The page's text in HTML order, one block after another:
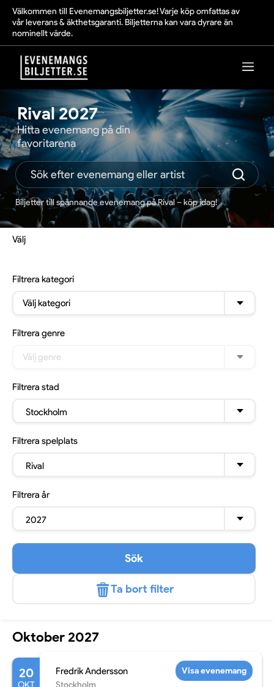
Välkommen till Evenemangsbiljetter.se! Varje köp omfattas av
vår leverans & äkthetsgaranti. Biljetterna kan vara dyrare än
nominellt värde.
Rival 2027
Hitta evenemang på din
favoritarena
Biljetter till spännande evenemang på Rival – köp idag!
Välj
Filtrera kategori
Välj kategori
Filtrera genre
Välj genre
Filtrera stad
Stockholm
Filtrera spelplats
Rival
Filtrera år
2027
Sök
Ta bort filter
Oktober 2027
20 Fredrik Andersson Visa evenemang